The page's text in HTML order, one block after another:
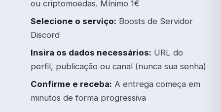
ou criptomoedas. Mínimo 1€
Selecione o serviço: Boosts de Servidor
Discord
Insira os dados necessários: URL do
perfil, publicação ou canal (nunca sua senha)
Confirme e receba: A entrega começa em
minutos de forma progressiva